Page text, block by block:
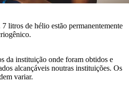
litros de hélio estão permanentemente
da instituição onde foram obtidos e
alcançáveis noutras instituições. Os
variar.